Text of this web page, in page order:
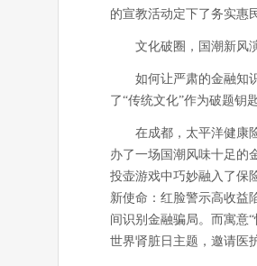
的宣教活动定下了务实惠
文化破圈，国潮新风
如何让严肃的金融知
了“传统文化”作为破题钥
在成都，太平洋健康
办了一场国潮风味十足的
投壶游戏中巧妙融入了保
新使命：红脸警示高收益
间识别金融骗局。而寓意
世界肾脏日主题，邀请医